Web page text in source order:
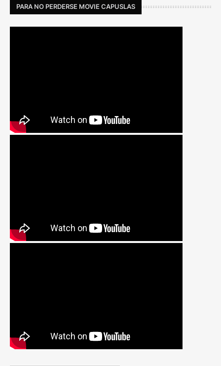
PARA NO PERDERSE MOVIE CAPUSLAS